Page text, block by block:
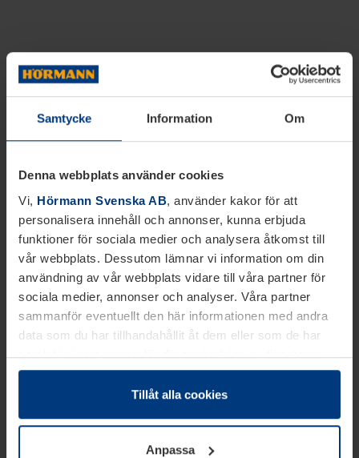
Samtycke Information Om
Denna webbplats använder cookies
Vi, Hörmann Svenska AB, använder kakor för att
personalisera innehåll och annonser, kunna erbjuda
funktioner för sociala medier och analysera åtkomst till
vår webbplats. Dessutom lämnar vi information om din
användning av vår webbplats vidare till våra partner för
sociala medier, annonser och analyser. Våra partner
sammanför eventuellt den här informationen med andra
data som du har tillhandahållit åt dem eller som de har
samlat in inom ramen för din användning av tjänsterna.
Juridiskt kan vi lagra kakor på din enhet, om de är
absolut nödvändiga för driften av den här webbplatsen.
godkännande kan du när som helst ändra eller återkalla i
informationen om kakor underDataskyddsförklaring
Tillåt alla cookies
Anpassa